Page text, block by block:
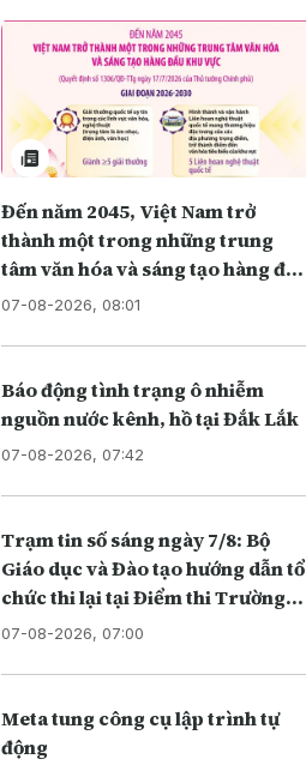
Đến năm 2045, Việt Nam trở
thành một trong những trung
tâm văn hóa và sáng tạo hàng đầu
khu vực
07-08-2026, 08:01
Báo động tình trạng ô nhiễm
nguồn nước kênh, hồ tại Đắk Lắk
07-08-2026, 07:42
Trạm tin số sáng ngày 7/8: Bộ
Giáo dục và Đào tạo hướng dẫn tổ
chức thi lại tại Điểm thi Trường
THPT chuyên Tuyên Quang
07-08-2026, 07:00
Meta tung công cụ lập trình tự
động